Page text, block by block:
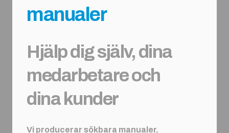
manualer
Hjälp dig själv, dina
medarbetare och
dina kunder
Vi producerar sökbara manualer,